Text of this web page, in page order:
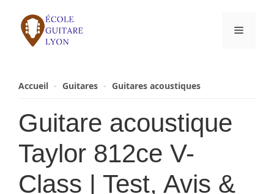
contenu
Menu
Accueil - Guitares - Guitares acoustiques
Guitare acoustique
Taylor 812ce V-
Class | Test, Avis &